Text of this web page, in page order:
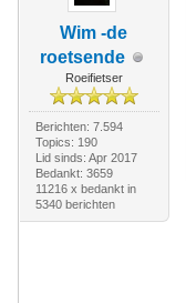
Wim -de
roetsende
Roeifietser
Berichten: 7.594
Topics: 190
Lid sinds: Apr 2017
Bedankt: 3659
11216 x bedankt in
5340 berichten